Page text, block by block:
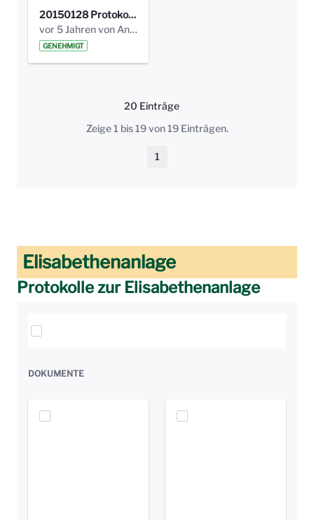
20150128 Protokoll Bismarckplatz_Jugend_01.pdf
vor 5 Jahren von Anni Schlumberger
GENEHMIGT
20 Einträge
Pro Seite
Zeige 1 bis 19 von 19 Einträgen.
Seite
1
Elisabethenanlage
Protokolle zur Elisabethenanlage
Elemente auswählen
DOKUMENTE